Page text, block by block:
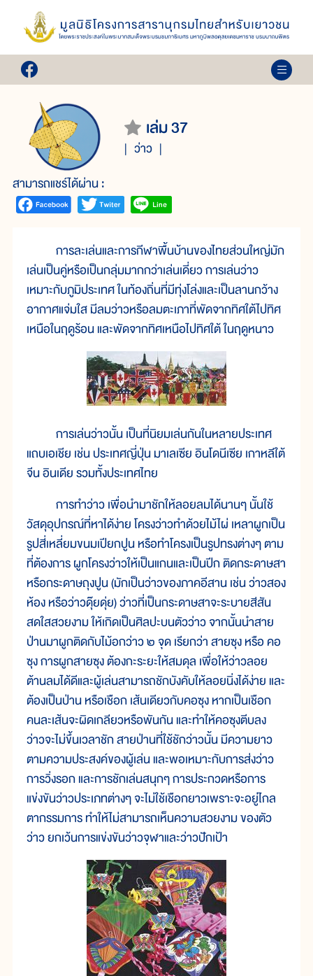
เล่ม 37
ว่าว
สามารถแชร์ได้ผ่าน :
การละเล่นและการกีฬาพื้นบ้านของไทยส่วนใหญ่มัก
เล่นเป็นคู่หรือเป็นกลุ่มมากกว่าเล่นเดี่ยว การเล่นว่าว
เหมาะกับภูมิประเทศ ในท้องถิ่นที่มีทุ่งโล่งและเป็นลานกว้าง
อากาศแจ่มใส มีลมว่าวหรือลมตะเภาที่พัดจากทิศใต้ไปทิศ
เหนือในฤดูร้อน และพัดจากทิศเหนือไปทิศใต้ ในฤดูหนาว
การเล่นว่าวนั้น เป็นที่นิยมเล่นกันในหลายประเทศ
แถบเอเชีย เช่น ประเทศญี่ปุ่น มาเลเซีย อินโดนีเซีย เกาหลีใต้
จีน อินเดีย รวมทั้งประเทศไทย
การทำว่าว เพื่อนำมาชักให้ลอยลมได้นานๆ นั้นใช้
วัสดุอุปกรณ์ที่หาได้ง่าย โครงว่าวทำด้วยไม้ไผ่ เหลาผูกเป็น
รูปสี่เหลี่ยมขนมเปียกปูน หรือทำโครงเป็นรูปทรงต่างๆ ตาม
ที่ต้องการ ผูกโครงว่าวให้เป็นแกนและเป็นปีก ติดกระดาษสา
หรือกระดาษถุงปูน (มักเป็นว่าวของภาคอีสาน เช่น ว่าวสอง
ห้อง หรือว่าวดุ๊ยดุ่ย) ว่าวที่เป็นกระดาษสาจะระบายสีสัน
สดใสสวยงาม ให้เกิดเป็นศิลปะบนตัวว่าว จากนั้นนำสาย
ป่านมาผูกติดกับไม้อกว่าว ๒ จุด เรียกว่า สายซุง หรือ คอ
ซุง การผูกสายซุง ต้องกะระยะให้สมดุล เพื่อให้ว่าวลอย
ต้านลมได้ดีและผู้เล่นสามารถชักบังคับให้ลอยนิ่งได้ง่าย และ
ต้องเป็นป่าน หรือเชือก เส้นเดียวกับคอซุง หากเป็นเชือก
คนละเส้นจะผิดเกลียวหรือพันกัน และทำให้คอซุงตีบลง
ว่าวจะไม่ขึ้นเวลาชัก สายป่านที่ใช้ชักว่าวนั้น มีความยาว
ตามความประสงค์ของผู้เล่น และพอเหมาะกับการส่งว่าว
การวิ่งรอก และการชักเล่นสนุกๆ การประกวดหรือการ
แข่งขันว่าวประเภทต่างๆ จะไม่ใช้เชือกยาวเพราะจะอยู่ไกล
ตากรรมการ ทำให้ไม่สามารถเห็นความสวยงาม ของตัว
ว่าว ยกเว้นการแข่งขันว่าวจุฬาและว่าวปักเป้า